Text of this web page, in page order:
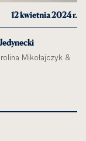
12 kwietnia 2024 r.
Mikołajczyk &